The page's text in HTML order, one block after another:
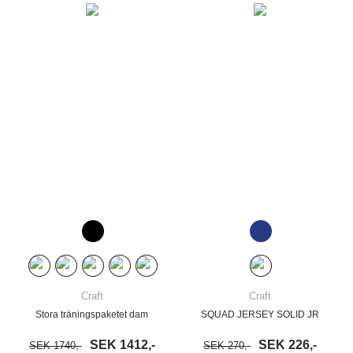
Craft
Stora träningspaketet dam
SEK 1740,- SEK 1412,-
Craft
SQUAD JERSEY SOLID JR
SEK 270,- SEK 226,-